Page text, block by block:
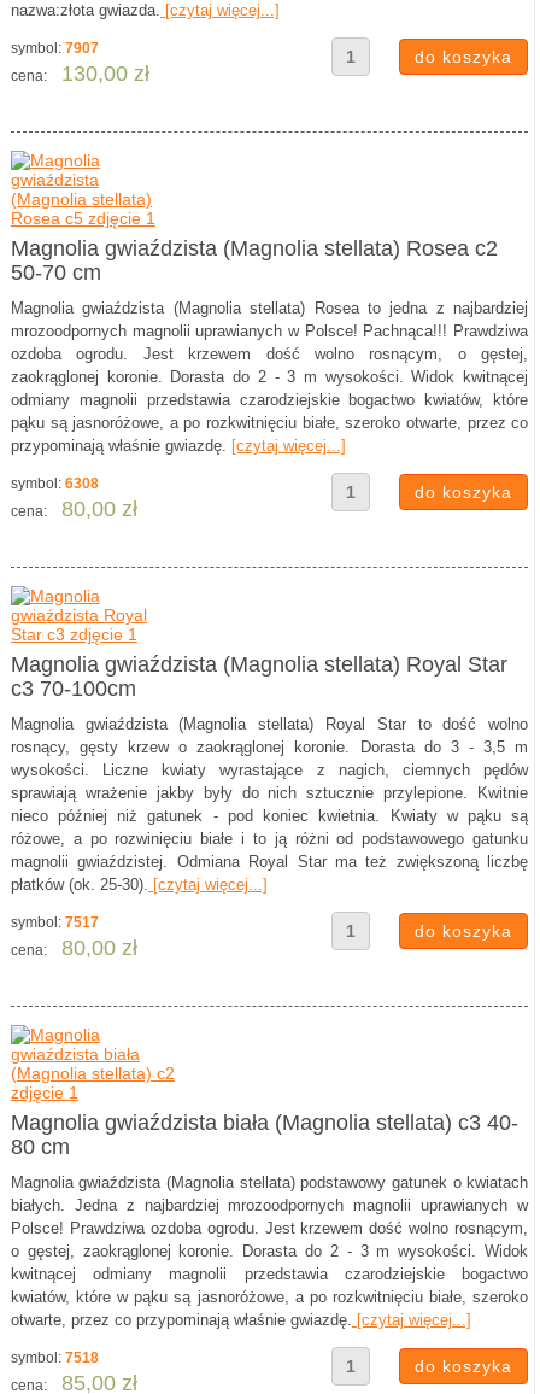
nazwa:złota gwiazda. [czytaj więcej...]
symbol: 7907
cena:
130,00 zł
Magnolia gwiaździsta (Magnolia stellata) Rosea c2
50-70 cm
Magnolia gwiaździsta (Magnolia stellata) Rosea to jedna z najbardziej
mrozoodpornych magnolii uprawianych w Polsce! Pachnąca!!! Prawdziwa
ozdoba ogrodu. Jest krzewem dość wolno rosnącym, o gęstej,
zaokrąglonej koronie. Dorasta do 2 - 3 m wysokości. Widok kwitnącej
odmiany magnolii przedstawia czarodziejskie bogactwo kwiatów, które
pąku są jasnoróżowe, a po rozkwitnięciu białe, szeroko otwarte, przez co
przypominają właśnie gwiazdę. [czytaj więcej...]
symbol: 6308
cena:
80,00 zł
Magnolia gwiaździsta (Magnolia stellata) Royal Star
c3 70-100cm
Magnolia gwiaździsta (Magnolia stellata) Royal Star to dość wolno
rosnący, gęsty krzew o zaokrąglonej koronie. Dorasta do 3 - 3,5 m
wysokości. Liczne kwiaty wyrastające z nagich, ciemnych pędów
sprawiają wrażenie jakby były do nich sztucznie przylepione. Kwitnie
nieco później niż gatunek - pod koniec kwietnia. Kwiaty w pąku są
różowe, a po rozwinięciu białe i to ją różni od podstawowego gatunku
magnolii gwiaździstej. Odmiana Royal Star ma też zwiększoną liczbę
płatków (ok. 25-30). [czytaj więcej...]
symbol: 7517
cena:
80,00 zł
Magnolia gwiaździsta biała (Magnolia stellata) c3 40-
80 cm
Magnolia gwiaździsta (Magnolia stellata) podstawowy gatunek o kwiatach
białych. Jedna z najbardziej mrozoodpornych magnolii uprawianych w
Polsce! Prawdziwa ozdoba ogrodu. Jest krzewem dość wolno rosnącym,
o gęstej, zaokrąglonej koronie. Dorasta do 2 - 3 m wysokości. Widok
kwitnącej odmiany magnolii przedstawia czarodziejskie bogactwo
kwiatów, które w pąku są jasnoróżowe, a po rozkwitnięciu białe, szeroko
otwarte, przez co przypominają właśnie gwiazdę. [czytaj więcej...]
symbol: 7518
cena:
85,00 zł